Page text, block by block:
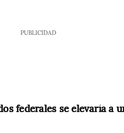
PUBLICIDAD
federales se elevaría a